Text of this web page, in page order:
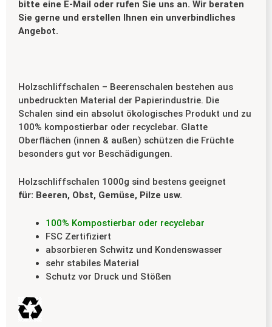
bitte eine E-Mail oder rufen Sie uns an. Wir beraten
Sie gerne und erstellen Ihnen ein unverbindliches
Angebot.
Holzschliffschalen – Beerenschalen bestehen aus
unbedruckten Material der Papierindustrie. Die
Schalen sind ein absolut ökologisches Produkt und zu
100% kompostierbar oder recyclebar. Glatte
Oberflächen (innen & außen) schützen die Früchte
besonders gut vor Beschädigungen.
Holzschliffschalen 1000g sind bestens geeignet
für: Beeren, Obst, Gemüse, Pilze usw.
100% Kompostierbar oder recyclebar
FSC Zertifiziert
absorbieren Schwitz und Kondenswasser
sehr stabiles Material
Schutz vor Druck und Stößen